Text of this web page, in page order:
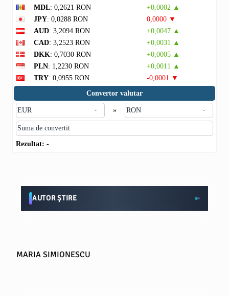
MDL: 0,2621 RON
+0,0002 ▲
JPY: 0,0288 RON
0,0000 ▼
AUD: 3,2094 RON
+0,0047 ▲
CAD: 3,2523 RON
+0,0031 ▲
DKK: 0,7030 RON
+0,0005 ▲
PLN: 1,2230 RON
+0,0011 ▲
TRY: 0,0955 RON
-0,0001 ▼
Convertor valutar
»
Rezultat: -
AUTOR ȘTIRE
MARIA SIMIONESCU